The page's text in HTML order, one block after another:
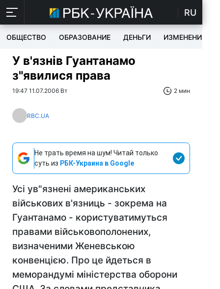
RU
ОБЩЕСТВО ОБРАЗОВАНИЕ ДЕНЬГИ ИЗМЕНЕНИЯ
У в'язнів Гуантанамо
з"явилися права
19:47 11.07.2006 Вт 2 мин
RBC.UA
Не трать время на шум! Читай только
суть из РБК-Украина в Google
Усі ув"язнені американських
військових в'язниць - зокрема на
Гуантанамо - користуватимуться
правами військовополонених,
визначеними Женевською
конвенцією. Про це йдеться в
меморандумі міністерства оборони